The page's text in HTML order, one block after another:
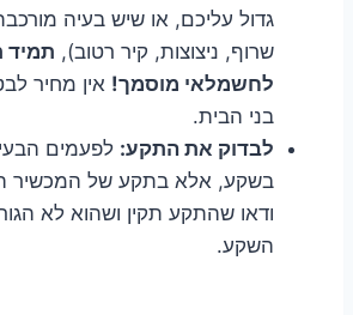
גדול עליכם, או שיש בעיה
שרוף, ניצוצות, קיר רטוב), תמיד
לחשמלאי מוסמך! אין מחיר
בני הבית.
לבדוק את התקע: לפעמים
בשקע, אלא בתקע של המכשיר
ודאו שהתקע תקין ושהוא לא
השקע.